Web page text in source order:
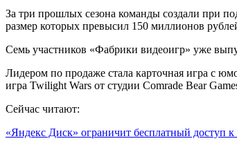
За три прошлых сезона команды создали при
размер которых превысил 150 миллионов
Семь участников «Фабрики видеоигр» уже
Лидером по продаже стала карточная игра с
игра Twilight Wars от студии Comrade Bear
Сейчас читают:
«Яндекс Диск» ограничит бесплатный доступ